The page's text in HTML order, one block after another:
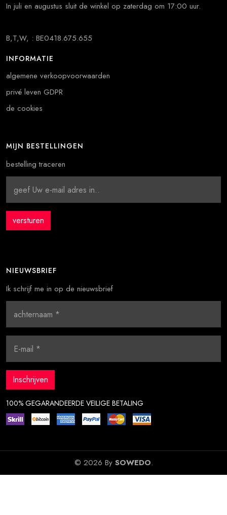
In juli en augustus sluit de winkel op zaterdag om 17:00 uur.
B,T,W, : BE0418.675.655
INFORMATIE
algemene verkoopvoorwaarden
privé leven GDPR
de cookies
MIJN BESTELLINGEN
bestelling traceren
NIEUWSBRIEF
Ik schrijf me in op de nieuwsbrief
100% GEGARANDEERDE VEILIGE BETALING
© 2026 By SOWEDO.